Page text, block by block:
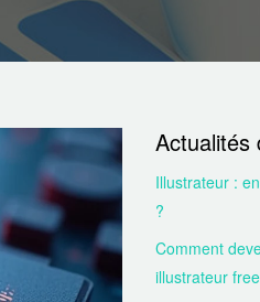
Actualités
Illustrateur :
?
Comment
illustrateur